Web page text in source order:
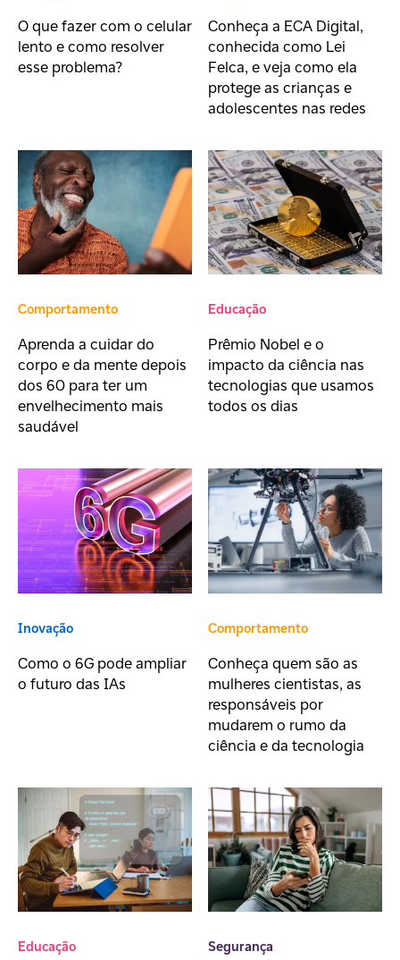
O que fazer com o celular
lento e como resolver
esse problema?
Conheça a ECA Digital,
conhecida como Lei
Felca, e veja como ela
protege as crianças e
adolescentes nas redes
Comportamento
Aprenda a cuidar do
corpo e da mente depois
dos 60 para ter um
envelhecimento mais
saudável
Educação
Prêmio Nobel e o
impacto da ciência nas
tecnologias que usamos
todos os dias
Inovação
Como o 6G pode ampliar
o futuro das IAs
Comportamento
Conheça quem são as
mulheres cientistas, as
responsáveis por
mudarem o rumo da
ciência e da tecnologia
Educação Segurança